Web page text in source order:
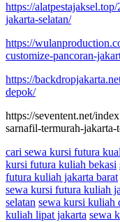
https://
jakarta-selatan/
https://
customize-pancoran-
https://
depok/
https://seventent.net/
sarnafil-termurah-jakarta-
cari sewa kursi futura
kursi futura kuliah bekasi
futura kuliah jakarta barat
sewa kursi futura kuliah
selatan sewa kursi kuliah
kuliah lipat jakarta sewa